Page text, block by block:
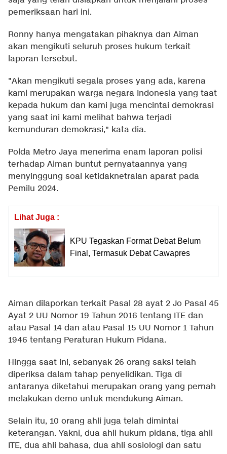
pemeriksaan hari ini.
Ronny hanya mengatakan pihaknya dan Aiman
akan mengikuti seluruh proses hukum terkait
laporan tersebut.
"Akan mengikuti segala proses yang ada, karena
kami merupakan warga negara Indonesia yang taat
kepada hukum dan kami juga mencintai demokrasi
yang saat ini kami melihat bahwa terjadi
kemunduran demokrasi," kata dia.
Polda Metro Jaya menerima enam laporan polisi
terhadap Aiman buntut pernyataannya yang
menyinggung soal ketidaknetralan aparat pada
Pemilu 2024.
Lihat Juga :
KPU Tegaskan Format Debat Belum
Final, Termasuk Debat Cawapres
Aiman dilaporkan terkait Pasal 28 ayat 2 Jo Pasal 45
Ayat 2 UU Nomor 19 Tahun 2016 tentang ITE dan
atau Pasal 14 dan atau Pasal 15 UU Nomor 1 Tahun
1946 tentang Peraturan Hukum Pidana.
Hingga saat ini, sebanyak 26 orang saksi telah
diperiksa dalam tahap penyelidikan. Tiga di
antaranya diketahui merupakan orang yang pernah
melakukan demo untuk mendukung Aiman.
Selain itu, 10 orang ahli juga telah dimintai
keterangan. Yakni, dua ahli hukum pidana, tiga ahli
ITE, dua ahli bahasa, dua ahli sosiologi dan satu